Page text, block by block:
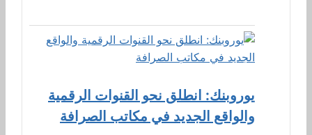
يوروبنك: انطلق نحو القنوات الرقمية
والواقع الجديد في مكاتب الصرافة